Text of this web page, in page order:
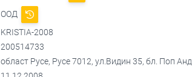
ООД
KRISTIA-2008
200514733
област Русе, Русе 7012, ул.Видин 35, бл. Поп